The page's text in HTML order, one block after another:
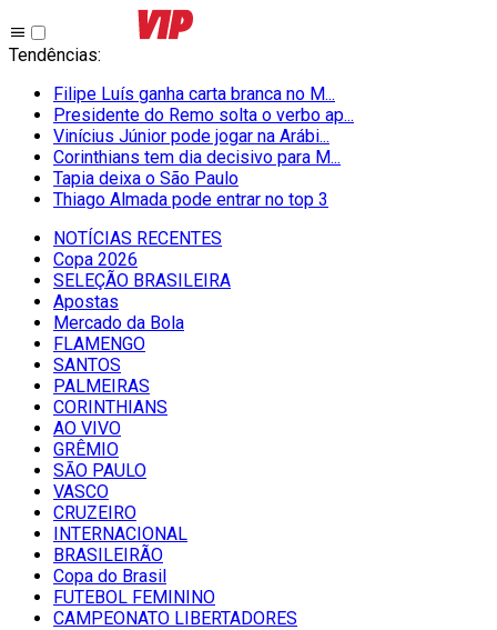
Tendências:
Filipe Luís ganha carta branca no M...
Presidente do Remo solta o verbo ap...
Vinícius Júnior pode jogar na Arábi...
Corinthians tem dia decisivo para M...
Tapia deixa o São Paulo
Thiago Almada pode entrar no top 3
NOTÍCIAS RECENTES
Copa 2026
SELEÇÃO BRASILEIRA
Apostas
Mercado da Bola
FLAMENGO
SANTOS
PALMEIRAS
CORINTHIANS
AO VIVO
GRÊMIO
SĀO PAULO
VASCO
CRUZEIRO
INTERNACIONAL
BRASILEIRÃO
Copa do Brasil
FUTEBOL FEMININO
CAMPEONATO LIBERTADORES